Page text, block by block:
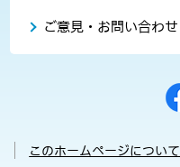
ご意見・お問い合わせ
このホームページについて